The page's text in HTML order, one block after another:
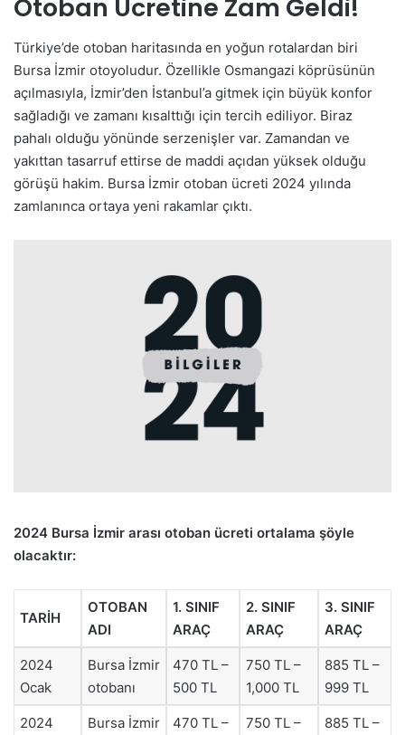
Otoban Ücretine Zam Geldi!
Türkiye’de otoban haritasında en yoğun rotalardan biri
Bursa İzmir otoyoludur. Özellikle Osmangazi köprüsünün
açılmasıyla, İzmir’den İstanbul’a gitmek için büyük konfor
sağladığı ve zamanı kısalttığı için tercih ediliyor. Biraz
pahalı olduğu yönünde serzenişler var. Zamandan ve
yakıttan tasarruf ettirse de maddi açıdan yüksek olduğu
görüşü hakim. Bursa İzmir otoban ücreti 2024 yılında
zamlanınca ortaya yeni rakamlar çıktı.
2024 Bursa İzmir arası otoban ücreti ortalama şöyle
olacaktır:
TARİH
OTOBAN
ADI
1. SINIF
ARAÇ
2. SINIF
ARAÇ
3. SINIF
ARAÇ
2024
Ocak
Bursa İzmir
otobanı
470 TL –
500 TL
750 TL –
1,000 TL
885 TL –
999 TL
2024
Bursa İzmir
470 TL –
750 TL –
885 TL –